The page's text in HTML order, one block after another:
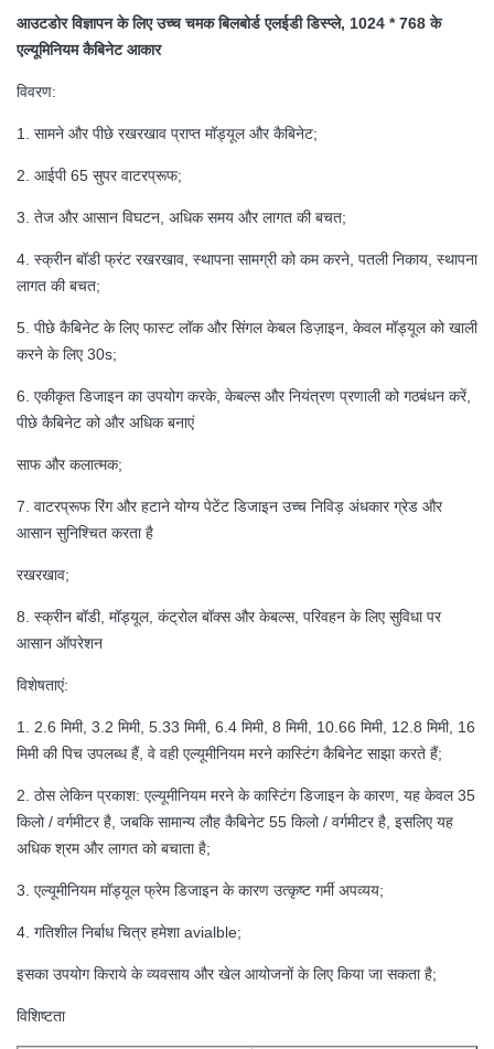
आउटडोर विज्ञापन के लिए उच्च चमक बिलबोर्ड एलईडी डिस्प्ले, 1024 * 768 के
एल्यूमिनियम कैबिनेट आकार
विवरण:
1. सामने और पीछे रखरखाव प्राप्त मॉड्यूल और कैबिनेट;
2. आईपी 65 सुपर वाटरप्रूफ;
3. तेज और आसान विघटन, अधिक समय और लागत की बचत;
4. स्क्रीन बॉडी फ्रंट रखरखाव, स्थापना सामग्री को कम करने, पतली निकाय, स्थापना
लागत की बचत;
5. पीछे कैबिनेट के लिए फास्ट लॉक और सिंगल केबल डिज़ाइन, केवल मॉड्यूल को खाली
करने के लिए 30s;
6. एकीकृत डिजाइन का उपयोग करके, केबल्स और नियंत्रण प्रणाली को गठबंधन करें,
पीछे कैबिनेट को और अधिक बनाएं
साफ और कलात्मक;
7. वाटरप्रूफ रिंग और हटाने योग्य पेटेंट डिजाइन उच्च निविड़ अंधकार ग्रेड और
आसान सुनिश्चित करता है
रखरखाव;
8. स्क्रीन बॉडी, मॉड्यूल, कंट्रोल बॉक्स और केबल्स, परिवहन के लिए सुविधा पर
आसान ऑपरेशन
विशेषताएं:
1. 2.6 मिमी, 3.2 मिमी, 5.33 मिमी, 6.4 मिमी, 8 मिमी, 10.66 मिमी, 12.8 मिमी, 16
मिमी की पिच उपलब्ध हैं, वे वही एल्यूमीनियम मरने कास्टिंग कैबिनेट साझा करते हैं;
2. ठोस लेकिन प्रकाश: एल्यूमीनियम मरने के कास्टिंग डिजाइन के कारण, यह केवल 35
किलो / वर्गमीटर है, जबकि सामान्य लौह कैबिनेट 55 किलो / वर्गमीटर है, इसलिए यह
अधिक श्रम और लागत को बचाता है;
3. एल्यूमीनियम मॉड्यूल फ्रेम डिजाइन के कारण उत्कृष्ट गर्मी अपव्यय;
4. गतिशील निर्बाध चित्र हमेशा avialble;
इसका उपयोग किराये के व्यवसाय और खेल आयोजनों के लिए किया जा सकता है;
विशिष्टता